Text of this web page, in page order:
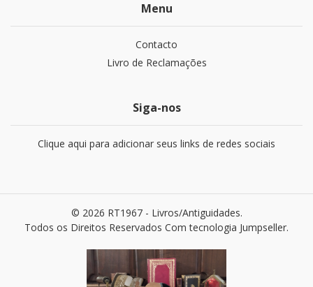
Menu
Contacto
Livro de Reclamações
Siga-nos
Clique aqui para adicionar seus links de redes sociais
© 2026 RT1967 - Livros/Antiguidades.
Todos os Direitos Reservados Com tecnologia Jumpseller.